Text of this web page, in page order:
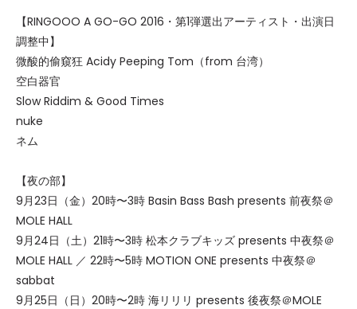
【RINGOOO A GO-GO 2016・第1弾選出アーティスト・出演日
調整中】
微酸的偷窺狂 Acidy Peeping Tom（from 台湾）
空白器官
Slow Riddim & Good Times
nuke
ネム
【夜の部】
9月23日（金）20時〜3時 Basin Bass Bash presents 前夜祭＠
MOLE HALL
9月24日（土）21時〜3時 松本クラブキッズ presents 中夜祭＠
MOLE HALL ／ 22時〜5時 MOTION ONE presents 中夜祭＠
sabbat
9月25日（日）20時〜2時 海リリリ presents 後夜祭＠MOLE